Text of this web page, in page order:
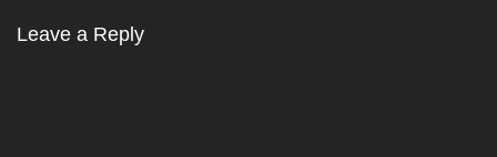
Leave a Reply